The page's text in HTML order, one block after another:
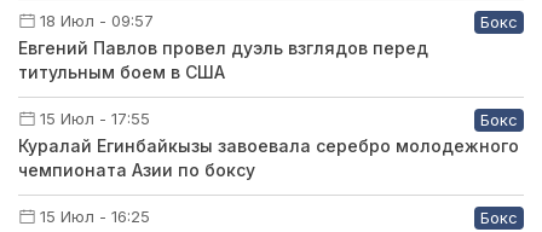
18 Июл - 09:57 Бокс
Евгений Павлов провел дуэль взглядов перед
титульным боем в США
15 Июл - 17:55 Бокс
Куралай Егинбайкызы завоевала серебро молодежного
чемпионата Азии по боксу
15 Июл - 16:25 Бокс